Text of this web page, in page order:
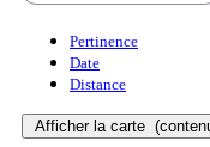
Pertinence
Date
Distance
Afficher la carte